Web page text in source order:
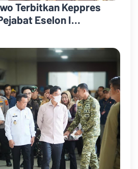
Terbitkan Keppres
Eselon I